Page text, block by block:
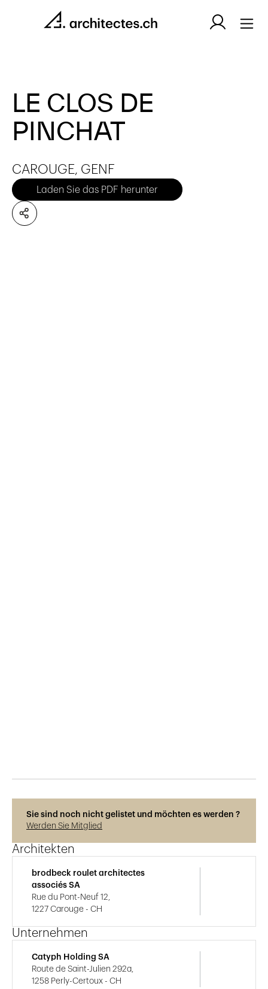
LE CLOS DE
PINCHAT
CAROUGE, GENF
Laden Sie das PDF herunter
Sie sind noch nicht gelistet und möchten es werden ?
Werden Sie Mitglied
Architekten
brodbeck roulet architectes
associés SA
Rue du Pont-Neuf 12,
1227 Carouge - CH
Unternehmen
Catyph Holding SA
Route de Saint-Julien 292a,
1258 Perly-Certoux - CH